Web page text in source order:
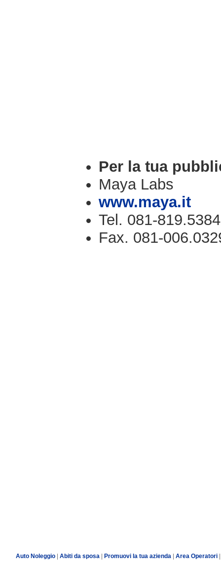
Per la tua
Maya Labs
www.maya.it
Tel. 081-819.5384
Fax. 081-
Auto Noleggio| Abiti da sposa| Promuovi la tua azienda Area Operatori